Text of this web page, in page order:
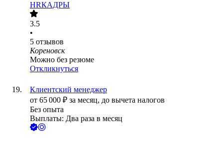
HRКАДРЫ
3.5
•
5 отзывов
Кореновск
Можно без резюме
Откликнуться
Клиентский менеджер
от 65 000 ₽ за месяц, до вычета налогов
Без опыта
Выплаты: Два раза в месяц